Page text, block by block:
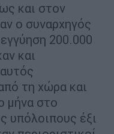
και στον
ο συναρχηγός
200.000
και
τη χώρα και
μήνα στο
υπόλοιπους έξι